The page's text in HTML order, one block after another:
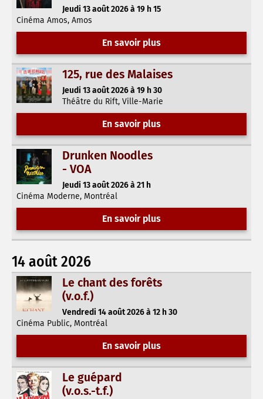
Jeudi 13 août 2026 à 19 h 15
Cinéma Amos, Amos
En savoir plus
125, rue des Malaises
Jeudi 13 août 2026 à 19 h 30
Théâtre du Rift, Ville-Marie
En savoir plus
Drunken Noodles
- VOA
Jeudi 13 août 2026 à 21 h
Cinéma Moderne, Montréal
En savoir plus
14 août 2026
Le chant des forêts
(v.o.f.)
Vendredi 14 août 2026 à 12 h 30
Cinéma Public, Montréal
En savoir plus
Le guépard
(v.o.s.-t.f.)